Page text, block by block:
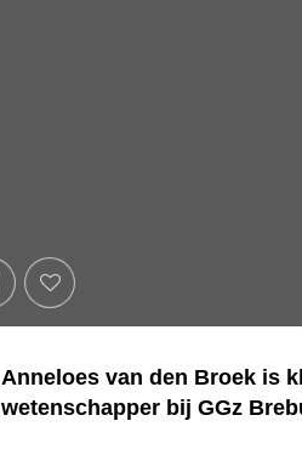
Anneloes van den Broek is
wetenschapper bij GGz